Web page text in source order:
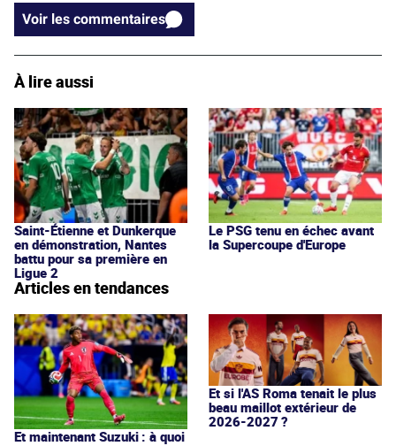
Voir les commentaires
À lire aussi
Saint-Étienne et Dunkerque
en démonstration, Nantes
battu pour sa première en
Ligue 2
Le PSG tenu en échec avant
la Supercoupe d'Europe
Articles en tendances
Et maintenant Suzuki : à quoi
Et si l'AS Roma tenait le plus
beau maillot extérieur de
2026-2027 ?